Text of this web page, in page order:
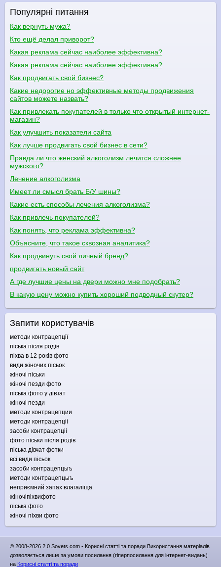
Популярні питання
Как вернуть мужа?
Кто ещё делал приворот?
Какая реклама сейчас наиболее эффективна?
Какая реклама сейчас наиболее эффективна?
Как продвигать свой бизнес?
Какие недорогие но эффективные методы продвижения
сайтов можете назвать?
Как привлекать покупателей в только что открытый интернет-
магазин?
Как улучшить показатели сайта
Как лучше продвигать свой бизнес в сети?
Правда ли что женский алкоголизм лечится сложнее
мужского?
Лечение алкоголизма
Имеет ли смысл брать Б/У шины?
Какие есть способы лечения алкоголизма?
Как привлечь покупателей?
Как понять, что реклама эффективна?
Объясните, что такое сквозная аналитика?
Как продвинуть свой личный бренд?
продвигать новый сайт
А где лучшие цены на двери можно мне подобрать?
В какую цену можно купить хороший подводный скутер?
Запити користувачів
методи контрацепції
піська після родів
піхва в 12 років фото
види жіночих пісьок
жіночі піськи
жіночі пезди фото
піська фото у дівчат
жіночі пезди
методи контрацепции
методи контрацепціі
засоби контрацепціі
фото піськи після родів
піська дівчат фотки
всі види пісьок
засоби контрацепцыъ
методи контрацепцыъ
неприємний запах влагаліща
жіночіпіхвифото
піська фото
жіночі піхви фото
© 2008-2026 2.0 Sovets.com - Корисні статті та поради Використання матеріалів
дозволяється лише за умови посилання (гіперпосилання для інтернет-видань)
на Корисні статті та поради